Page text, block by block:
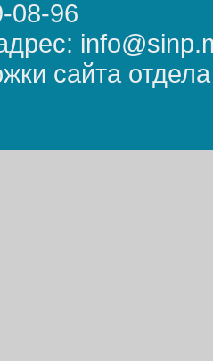
08-96
сайта